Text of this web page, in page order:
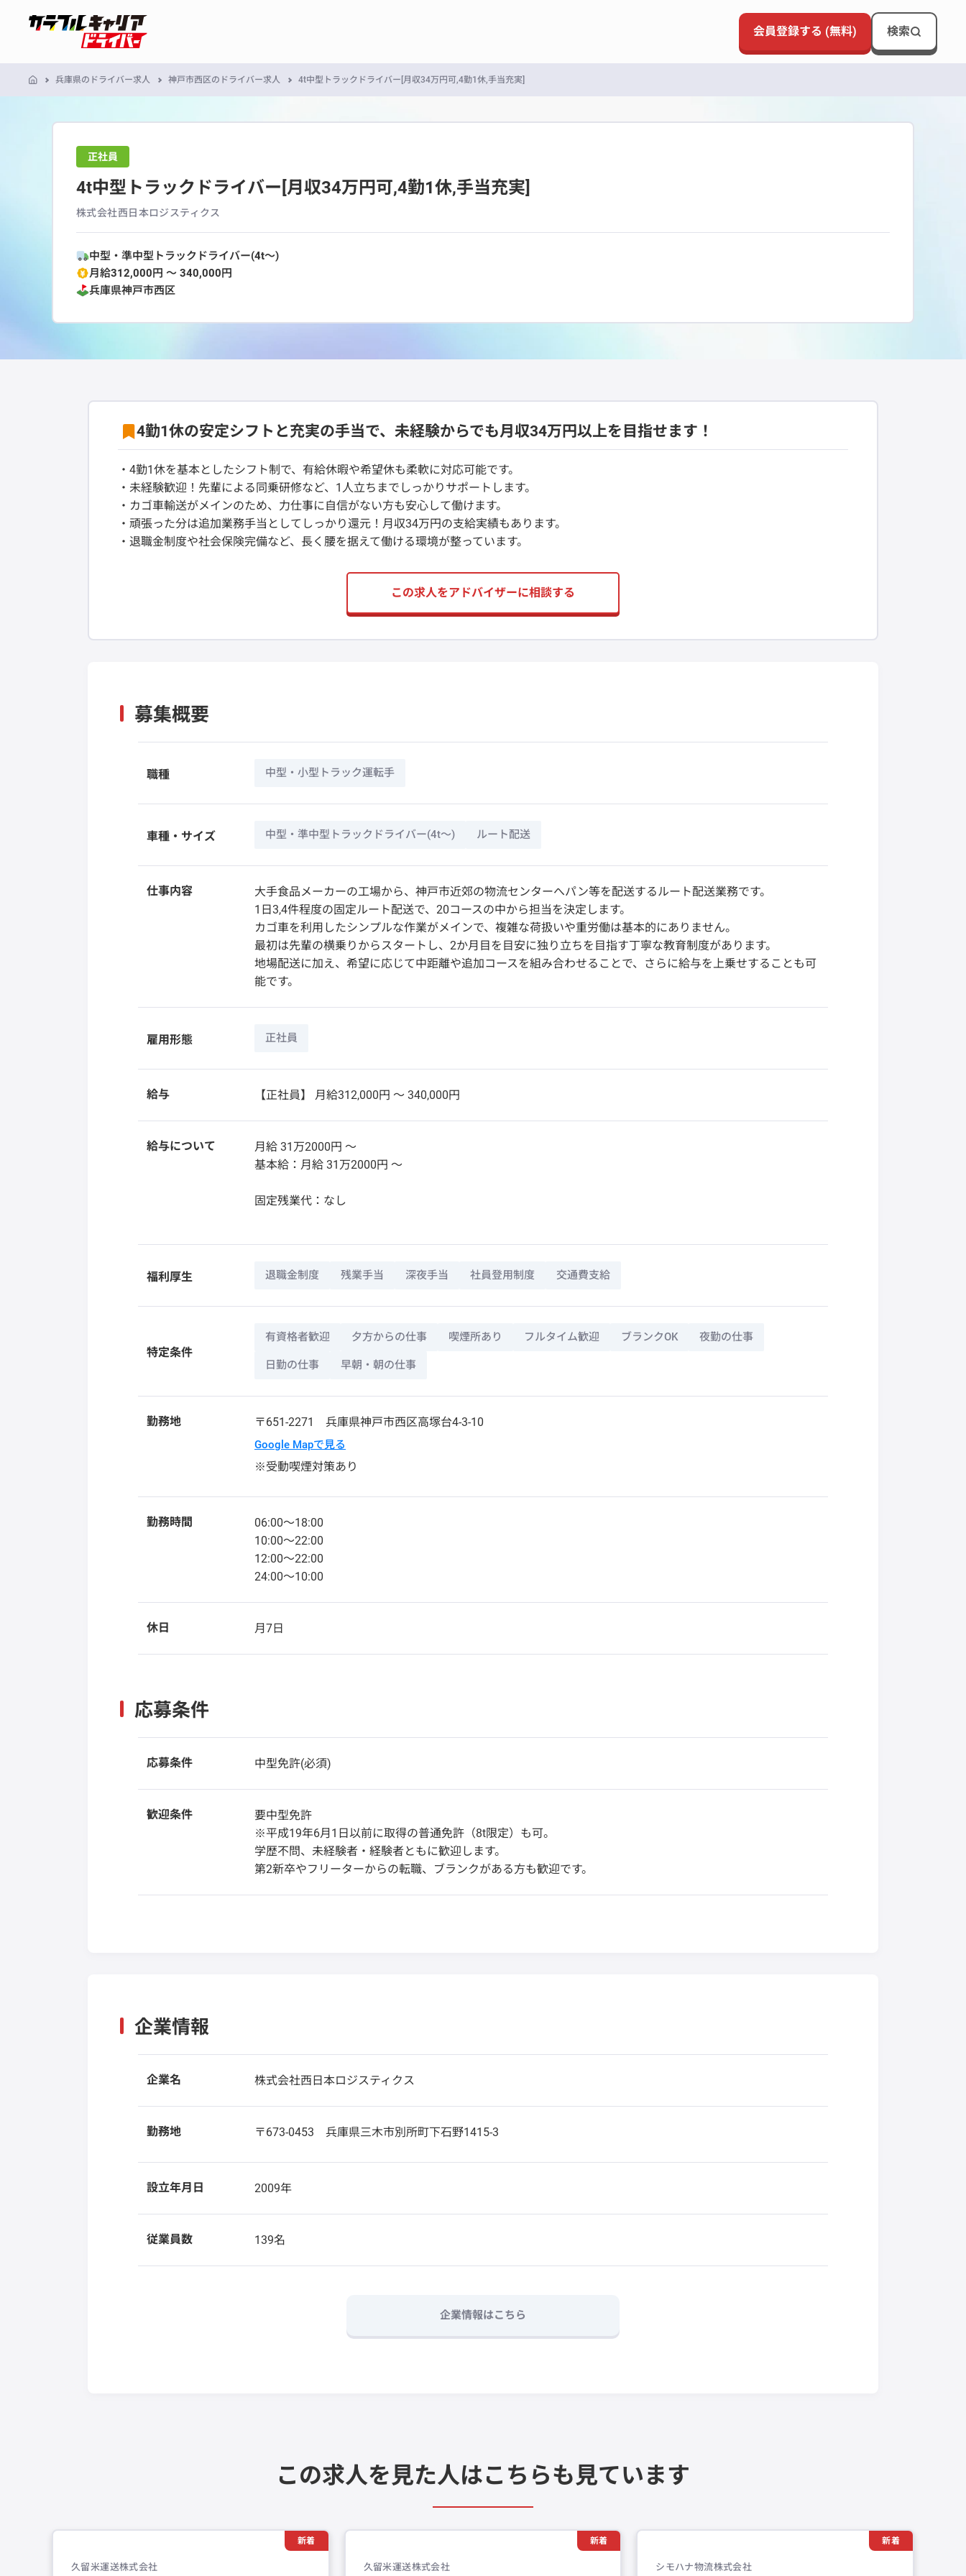
会員登録する (無料) 検索
兵庫県のドライバー求人 神戸市西区のドライバー求人 4t中型トラックドライバー[月収34万円可,4勤1休,手当充実]
正社員
4t中型トラックドライバー[月収34万円可,4勤1休,手当充実]
株式会社西日本ロジスティクス
中型・準中型トラックドライバー(4t～)
月給312,000円 〜 340,000円
兵庫県神戸市西区
4勤1休の安定シフトと充実の手当で、未経験からでも月収34万円以上を目指せます！
・4勤1休を基本としたシフト制で、有給休暇や希望休も柔軟に対応可能です。
・未経験歓迎！先輩による同乗研修など、1人立ちまでしっかりサポートします。
・カゴ車輸送がメインのため、力仕事に自信がない方も安心して働けます。
・頑張った分は追加業務手当としてしっかり還元！月収34万円の支給実績もあります。
・退職金制度や社会保険完備など、長く腰を据えて働ける環境が整っています。
この求人をアドバイザーに相談する
募集概要
職種 中型・小型トラック運転手
車種・サイズ 中型・準中型トラックドライバー(4t～) ルート配送
仕事内容
大手食品メーカーの工場から、神戸市近郊の物流センターへパン等を配送するルート配送業務です。
1日3,4件程度の固定ルート配送で、20コースの中から担当を決定します。
カゴ車を利用したシンプルな作業がメインで、複雑な荷扱いや重労働は基本的にありません。
最初は先輩の横乗りからスタートし、2か月目を目安に独り立ちを目指す丁寧な教育制度があります。
地場配送に加え、希望に応じて中距離や追加コースを組み合わせることで、さらに給与を上乗せすることも可
能です。
雇用形態 正社員
給与 【正社員】 月給312,000円 〜 340,000円
給与について
月給 31万2000円 〜
基本給：月給 31万2000円 〜
固定残業代：なし
福利厚生 退職金制度 残業手当 深夜手当 社員登用制度 交通費支給
特定条件
有資格者歓迎 夕方からの仕事 喫煙所あり フルタイム歓迎 ブランクOK 夜勤の仕事
日勤の仕事 早朝・朝の仕事
勤務地 〒651-2271 兵庫県神戸市西区高塚台4-3-10
Google Mapで見る
※受動喫煙対策あり
勤務時間
06:00～18:00
10:00～22:00
12:00～22:00
24:00～10:00
休日 月7日
応募条件
応募条件 中型免許(必須)
歓迎条件
要中型免許
※平成19年6月1日以前に取得の普通免許（8t限定）も可。
学歴不問、未経験者・経験者ともに歓迎します。
第2新卒やフリーターからの転職、ブランクがある方も歓迎です。
企業情報
企業名 株式会社西日本ロジスティクス
勤務地 〒673-0453 兵庫県三木市別所町下石野1415-3
設立年月日 2009年
従業員数 139名
企業情報はこちら
この求人を見た人はこちらも見ています
新着
久留米運送株式会社
新着
久留米運送株式会社
新着
シモハナ物流株式会社